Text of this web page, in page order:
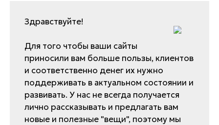
Здравствуйте!
Для того чтобы ваши сайты
приносили вам больше пользы, клиентов
и соответственно денег их нужно
поддерживать в актуальном состоянии и
развивать. У нас не всегда получается
лично рассказывать и предлагать вам
новые и полезные "вещи", поэтому мы